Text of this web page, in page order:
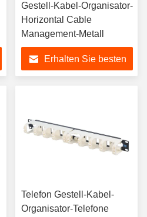
Gestell-Kabel-Organisator-
Horizontal Cable
Management-Metall
Erhalten Sie besten
Telefon Gestell-Kabel-
Organisator-Telefone